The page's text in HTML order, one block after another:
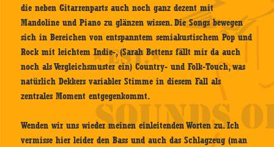
die neben Gitarrenparts auch noch ganz dezent mit
Mandoline und Piano zu glänzen wissen. Die Songs bewegen
sich in Bereichen von entspanntem semiakustischem Pop und
Rock mit leichtem Indie-, (Sarah Bettens fällt mir da auch
noch als Vergleichsmuster ein) Country- und Folk-Touch, was
natürlich Dekkers variabler Stimme in diesem Fall als
zentrales Moment entgegenkommt.
Wenden wir uns wieder meinen einleitenden Worten zu. Ich
vermisse hier leider den Bass und auch das Schlagzeug (man